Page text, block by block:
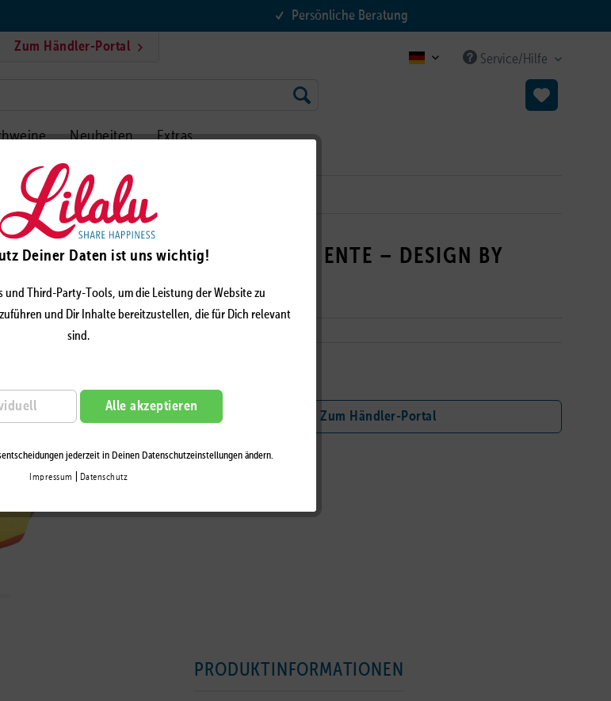
Persönliche Beratung
Zum Händler-Portal
B2C DE
Service/Hilfe
Neuheiten Extras
Deiner Daten ist uns wichtig!
und Third-Party-Tools, um die Leistung der Website zu
und Dir Inhalte bereitzustellen, die für Dich relevant
sind.
Alle akzeptieren
jederzeit in Deinen Datenschutzeinstellungen ändern.
Impressum Datenschutz
HAWAIIANER ENTE – DESIGN BY
Zum Händler-Portal
PRODUKTINFORMATIONEN